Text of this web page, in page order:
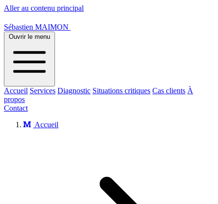
Aller au contenu principal
Sébastien MAIMON
Ouvrir le menu
Accueil Services Diagnostic Situations critiques Cas clients À
propos
Contact
Accueil